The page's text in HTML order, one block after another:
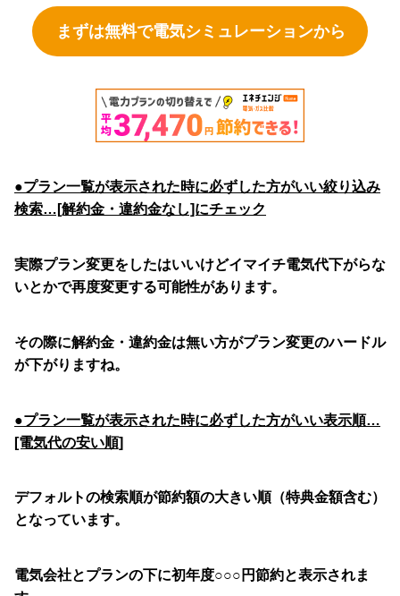
まずは無料で電気シミュレーションから
●プラン一覧が表示された時に必ずした方がいい絞り込み
検索…[解約金・違約金なし]にチェック
実際プラン変更をしたはいいけどイマイチ電気代下がらな
いとかで再度変更する可能性があります。
その際に解約金・違約金は無い方がプラン変更のハードル
が下がりますね。
●プラン一覧が表示された時に必ずした方がいい表示順…
[電気代の安い順]
デフォルトの検索順が節約額の大きい順（特典金額含む）
となっています。
電気会社とプランの下に初年度○○○円節約と表示されま